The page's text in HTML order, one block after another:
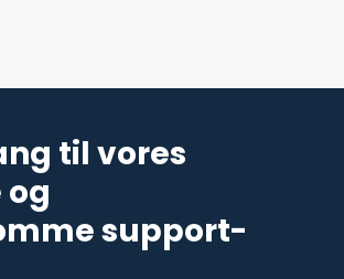
til vores
support-